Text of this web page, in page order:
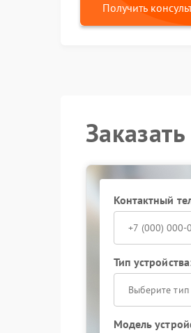
Получить
Контактный
Тип
Выберите тип
Модель